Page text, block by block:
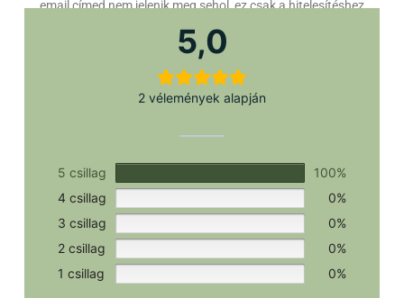
email címed nem jelenik meg sehol, ez csak a hitelesítéshez
5,0
2 vélemények alapján
5 csillag
100%
4 csillag
0%
3 csillag
0%
2 csillag
0%
1 csillag
0%